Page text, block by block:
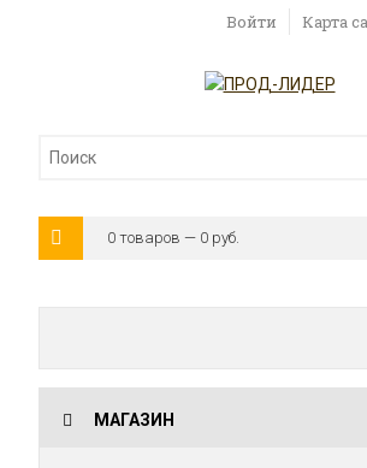
Войти Карта
0 товаров — 0 руб.
МАГАЗИН